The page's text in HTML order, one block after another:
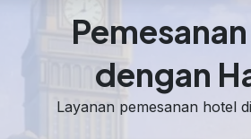
dengan
Layanan pemesanan hotel